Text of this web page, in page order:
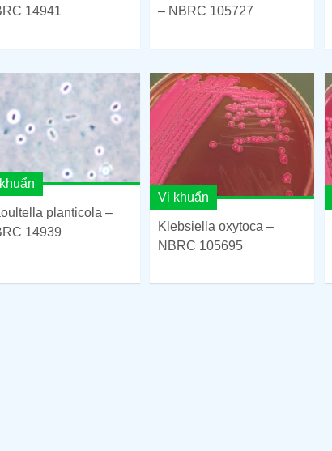
14941
– NBRC 105727
planticola –
14939
Vi khuẩn
Klebsiella oxytoca –
NBRC 105695